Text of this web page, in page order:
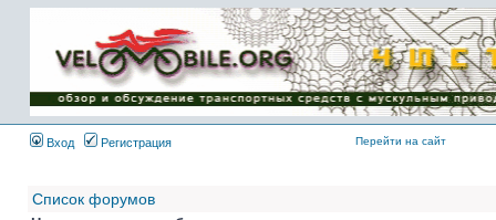
Имя пользователя:
Пароль:
{ LOG_ME_IN_SHORT
}
Вход
Регистрация Перейти на сайт
Список форумов